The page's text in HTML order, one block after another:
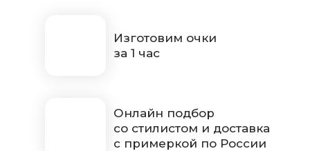
Изготовим очки
за 1 час
Онлайн подбор
со стилистом и доставка
с примеркой по России